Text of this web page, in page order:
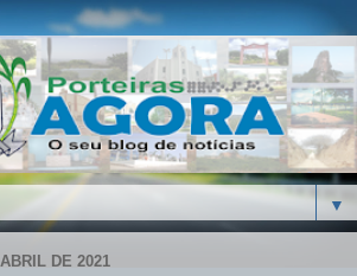
▼
DE 2021